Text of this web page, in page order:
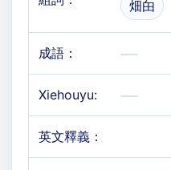
畑甶
成語：
Xiehouyu:
英文釋義：